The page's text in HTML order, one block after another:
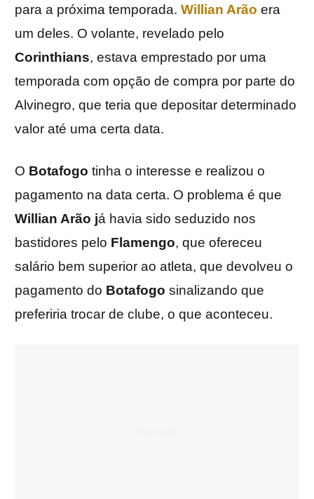
para a próxima temporada. Willian Arão era
um deles. O volante, revelado pelo
Corinthians, estava emprestado por uma
temporada com opção de compra por parte do
Alvinegro, que teria que depositar determinado
valor até uma certa data.
O Botafogo tinha o interesse e realizou o
pagamento na data certa. O problema é que
Willian Arão já havia sido seduzido nos
bastidores pelo Flamengo, que ofereceu
salário bem superior ao atleta, que devolveu o
pagamento do Botafogo sinalizando que
preferiria trocar de clube, o que aconteceu.